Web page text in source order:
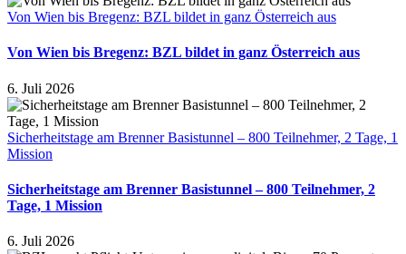
Von Wien bis Bregenz: BZL bildet in ganz Österreich aus
Von Wien bis Bregenz: BZL bildet in ganz Österreich aus
6. Juli 2026
Sicherheitstage am Brenner Basistunnel – 800 Teilnehmer, 2 Tage, 1
Mission
Sicherheitstage am Brenner Basistunnel – 800 Teilnehmer, 2
Tage, 1 Mission
6. Juli 2026